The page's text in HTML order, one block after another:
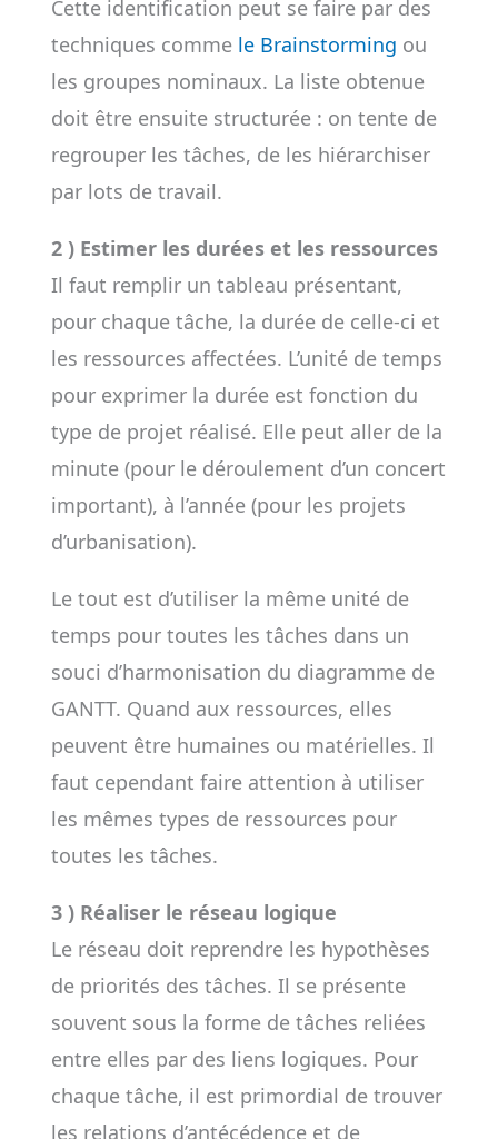
Cette identification peut se faire par des
techniques comme le Brainstorming ou
les groupes nominaux. La liste obtenue
doit être ensuite structurée : on tente de
regrouper les tâches, de les hiérarchiser
par lots de travail.
2 ) Estimer les durées et les ressources
Il faut remplir un tableau présentant,
pour chaque tâche, la durée de celle-ci et
les ressources affectées. L’unité de temps
pour exprimer la durée est fonction du
type de projet réalisé. Elle peut aller de la
minute (pour le déroulement d’un concert
important), à l’année (pour les projets
d’urbanisation).
Le tout est d’utiliser la même unité de
temps pour toutes les tâches dans un
souci d’harmonisation du diagramme de
GANTT. Quand aux ressources, elles
peuvent être humaines ou matérielles. Il
faut cependant faire attention à utiliser
les mêmes types de ressources pour
toutes les tâches.
3 ) Réaliser le réseau logique
Le réseau doit reprendre les hypothèses
de priorités des tâches. Il se présente
souvent sous la forme de tâches reliées
entre elles par des liens logiques. Pour
chaque tâche, il est primordial de trouver
les relations d’antécédence et de